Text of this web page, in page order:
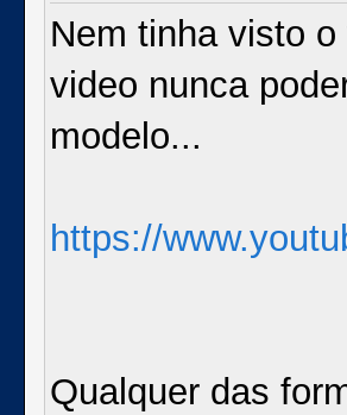
Nem tinha visto
video nunca
modelo...
https://
Qualquer das